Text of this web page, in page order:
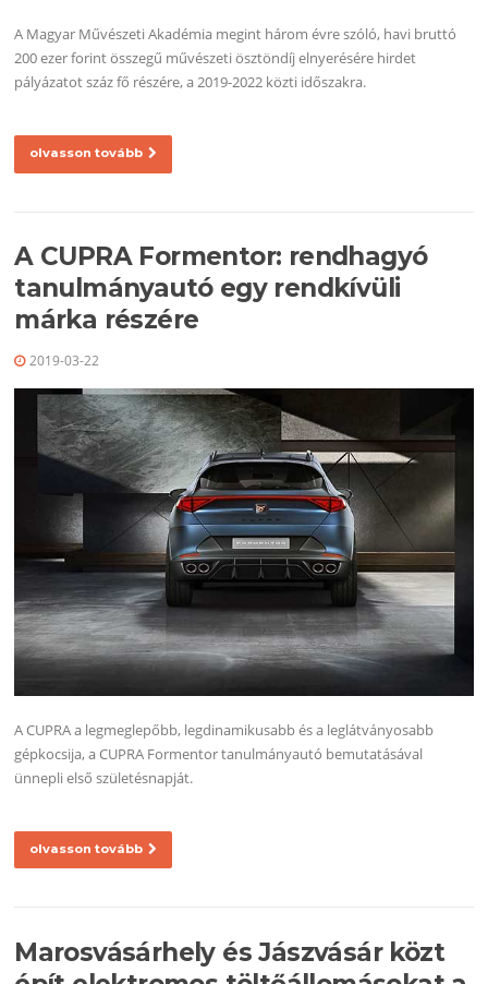
A Magyar Művészeti Akadémia megint három évre szóló, havi bruttó
200 ezer forint összegű művészeti ösztöndíj elnyerésére hirdet
pályázatot száz fő részére, a 2019-2022 közti időszakra.
olvasson tovább
A CUPRA Formentor: rendhagyó
tanulmányautó egy rendkívüli
márka részére
2019-03-22
A CUPRA a legmeglepőbb, legdinamikusabb és a leglátványosabb
gépkocsija, a CUPRA Formentor tanulmányautó bemutatásával
ünnepli első születésnapját.
olvasson tovább
Marosvásárhely és Jászvásár közt